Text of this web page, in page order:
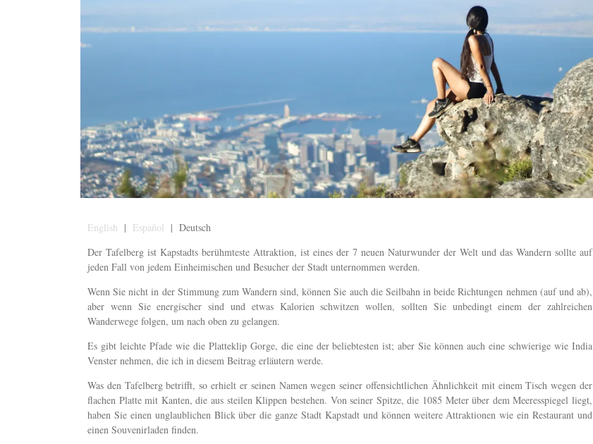
English | Español | Deutsch
Der Tafelberg ist Kapstadts berühmteste Attraktion, ist eines der 7 neuen Naturwunder der Welt und das Wandern sollte auf
jeden Fall von jedem Einheimischen und Besucher der Stadt unternommen werden.
Wenn Sie nicht in der Stimmung zum Wandern sind, können Sie auch die Seilbahn in beide Richtungen nehmen (auf und ab),
aber wenn Sie energischer sind und etwas Kalorien schwitzen wollen, sollten Sie unbedingt einem der zahlreichen
Wanderwege folgen, um nach oben zu gelangen.
Es gibt leichte Pfade wie die Platteklip Gorge, die eine der beliebtesten ist; aber Sie können auch eine schwierige wie India
Venster nehmen, die ich in diesem Beitrag erläutern werde.
Was den Tafelberg betrifft, so erhielt er seinen Namen wegen seiner offensichtlichen Ähnlichkeit mit einem Tisch wegen der
flachen Platte mit Kanten, die aus steilen Klippen bestehen. Von seiner Spitze, die 1085 Meter über dem Meeresspiegel liegt,
haben Sie einen unglaublichen Blick über die ganze Stadt Kapstadt und können weitere Attraktionen wie ein Restaurant und
einen Souvenirladen finden.